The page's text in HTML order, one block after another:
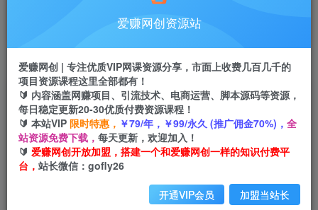
会员专属推广链接
首页 创业课程 会员免费 正文
道哥男粉快手无人直播项目玩法，无人直播玩法矩
阵挂课，一天大几千的进账，搞钱真快！
爱赚网创
2年前发布
关注 私信
爱赚网创资源站
爱赚网创 | 专注优质VIP网课资源分享，市面上收费几百几千的
项目资源课程这里全部都有！
🔰 内容涵盖网赚项目、引流技术、电商运营、脚本源码等资源，
每日稳定更新20-30优质付费资源课程！
🔰 本站VIP 限时特惠， ￥79/年，￥99/永久 (推广佣金70%)， 全
站资源免费下载， 每天更新，欢迎加入！
🔰 爱赚网创开放加盟，搭建一个和爱赚网创一样的知识付费平
台， 站长微信：gofly26
开通VIP会员 加盟当站长